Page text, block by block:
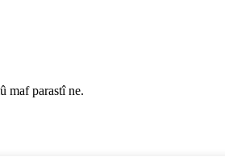
maf parastî ne.